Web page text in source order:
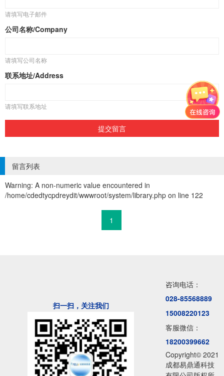
请填写电子邮件
公司名称/Company
请填写公司名称
联系地址/Address
请填写联系地址
留言列表
Warning: A non-numeric value encountered in
/home/cdedtycpdreydit/wwwroot/system/library.php on line 122
1
扫一扫，关注我们
咨询电话：
028-85568889
15008220123
客服微信：
18200399662
Copyright© 2021
成都易鼎通科技